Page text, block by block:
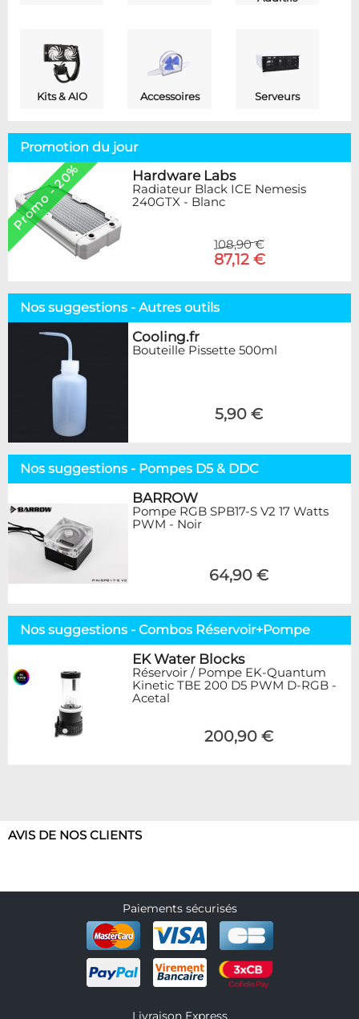
Kits & AIO Accessoires Serveurs
Promotion du jour
Promo - 20% Hardware Labs
Radiateur Black ICE Nemesis
240GTX - Blanc
108,90 €
87,12 €
Nos suggestions - Autres outils
Cooling.fr
Bouteille Pissette 500ml
5,90 €
Nos suggestions - Pompes D5 & DDC
BARROW
Pompe RGB SPB17-S V2 17 Watts
PWM - Noir
64,90 €
Nos suggestions - Combos Réservoir+Pompe
EK Water Blocks
Réservoir / Pompe EK-Quantum
Kinetic TBE 200 D5 PWM D-RGB -
Acetal
200,90 €
AVIS DE NOS CLIENTS
Paiements sécurisés
Livraison Express